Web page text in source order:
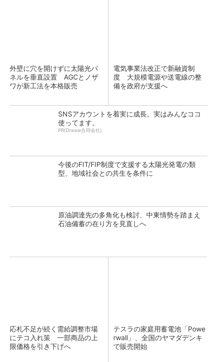
外壁に穴を開けずに太陽光パ
ネルを垂直設置 AGCとノザ
ワが新工法を本格販売
電気事業法改正で新融資制
度 大規模電源や送電線の整
備を政府が支援へ
SNSアカウントを着実に成長。実はみんなココ
使ってます。
PR(Dreaw合同会社)
今後のFIT/FIP制度で支援する太陽光発電の類
型、地域社会との共生を条件に
原油調達先の多角化も検討、中東情勢を踏まえ
石油備蓄の在り方を見直しへ
応札不足が続く需給調整市場
にテコ入れ策 一部商品の上
限価格を引き下げへ
テスラの家庭用蓄電池「Powe
rwall」、全国のヤマダデンキ
で販売開始